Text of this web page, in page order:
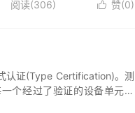
 赞(0)
阅读(306)
认证(Type Certification)。测
个经过了验证的设备单元有